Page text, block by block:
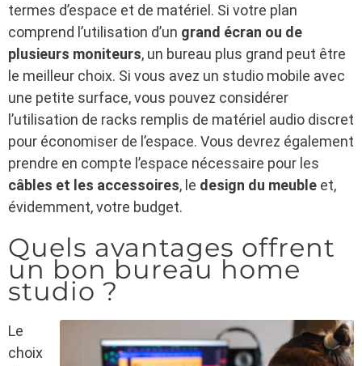
termes d’espace et de matériel. Si votre plan
comprend l’utilisation d’un grand écran ou de
plusieurs moniteurs, un bureau plus grand peut être
le meilleur choix. Si vous avez un studio mobile avec
une petite surface, vous pouvez considérer
l’utilisation de racks remplis de matériel audio discret
pour économiser de l’espace. Vous devrez également
prendre en compte l’espace nécessaire pour les
câbles et les accessoires, le design du meuble et,
évidemment, votre budget.
Quels avantages offrent
un bon bureau home
studio ?
Le
choix